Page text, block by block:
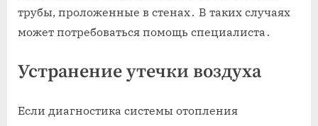
трубы, проложенные в стенах․ В таких случаях
может потребоваться помощь специалиста․
Устранение утечки воздуха
Если диагностика системы отопления